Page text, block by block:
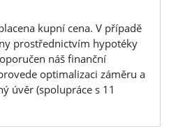
kupní cena. V případě
prostřednictvím hypotéky
náš finanční
optimalizaci záměru a
úvěr (spolupráce s 11